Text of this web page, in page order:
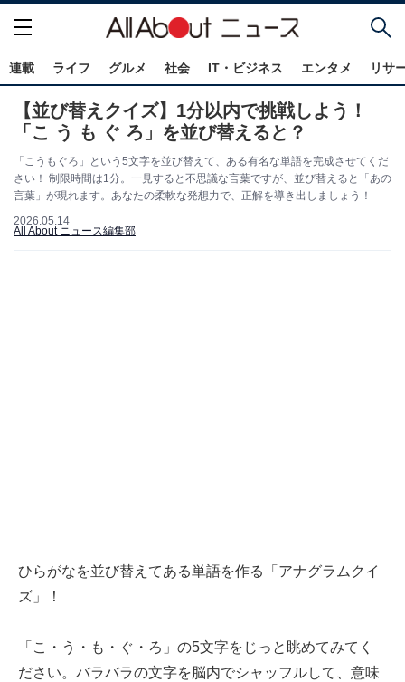
連載 ライフ グルメ 社会 IT・ビジネス エンタメ リサ
【並び替えクイズ】1分以内で挑戦しよう！
「こ う も ぐ ろ」を並び替えると？
「こうもぐろ」という5文字を並び替えて、ある有名な単語を完成させてくだ
さい！ 制限時間は1分。一見すると不思議な言葉ですが、並び替えると「あの
言葉」が現れます。あなたの柔軟な発想力で、正解を導き出しましょう！
2026.05.14
All About ニュース編集部
ひらがなを並び替えてある単語を作る「アナグラムクイ
ズ」！
「こ・う・も・ぐ・ろ」の5文字をじっと眺めてみてく
ださい。バラバラの文字を脳内でシャッフルして、意味